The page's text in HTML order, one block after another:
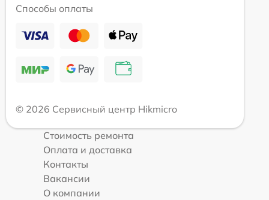
Способы оплаты
© 2026 Сервисный центр Hikmicro
Стоимость ремонта
Оплата и доставка
Контакты
Вакансии
О компании